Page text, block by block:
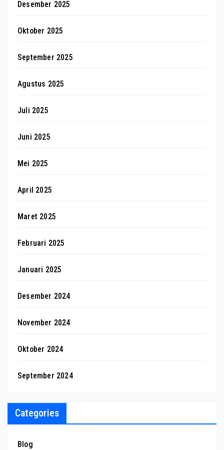
Desember 2025
Oktober 2025
September 2025
Agustus 2025
Juli 2025
Juni 2025
Mei 2025
April 2025
Maret 2025
Februari 2025
Januari 2025
Desember 2024
November 2024
Oktober 2024
September 2024
Categories
Blog